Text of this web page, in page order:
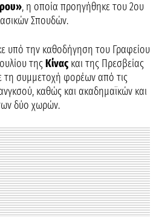
, η οποία προηγήθηκε του 2ου
Σπουδών.
υπό την καθοδήγηση του Γραφείου
τηςΚίνας και της Πρεσβείας
τη συμμετοχή φορέων από τις
καθώς και ακαδημαϊκών και
δύο χωρών.